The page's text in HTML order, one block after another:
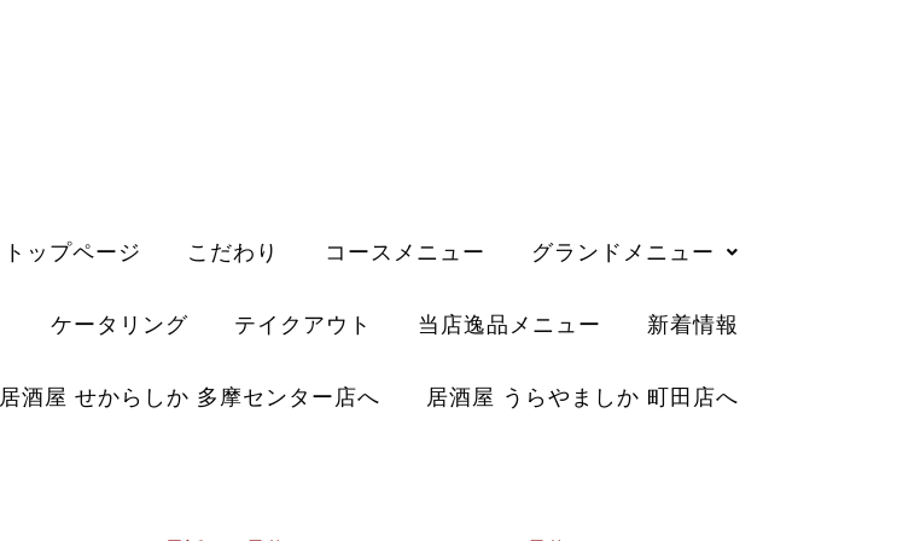
トップページ こだわり コースメニュー グランドメニュー
ケータリング テイクアウト 当店逸品メニュー 新着情報
居酒屋 せからしか 多摩センター店へ 居酒屋 うらやましか 町田店へ